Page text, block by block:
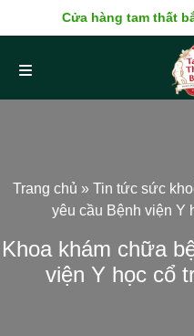
Cửa hàng tam thất
Trang chủ » Tin tức sức
yêu cầu Bệnh viện Y
Khoa khám chữa
viện Y học cổ